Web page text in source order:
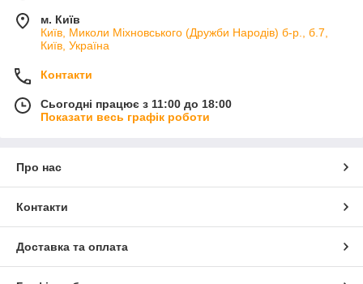
м. Київ
Київ, Миколи Міхновського (Дружби Народів) б-р., б.7,
Київ, Україна
Контакти
Сьогодні працює з 11:00 до 18:00
Показати весь графік роботи
Про нас
Контакти
Доставка та оплата